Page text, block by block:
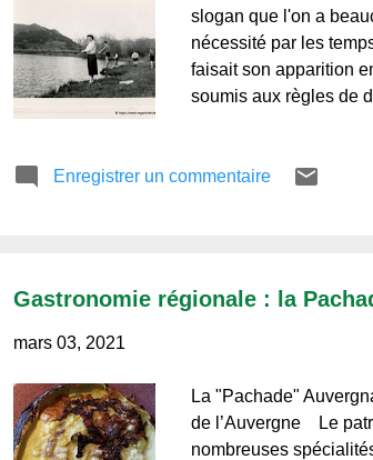
slogan que l'on a
nécessité par les
faisait son apparition
soumis aux règles de
repas au restaurant.
Enregistrer un commentaire
Gastronomie régionale : la
mars 03, 2021
La "Pachade"
de l’Auvergne Le
nombreuses